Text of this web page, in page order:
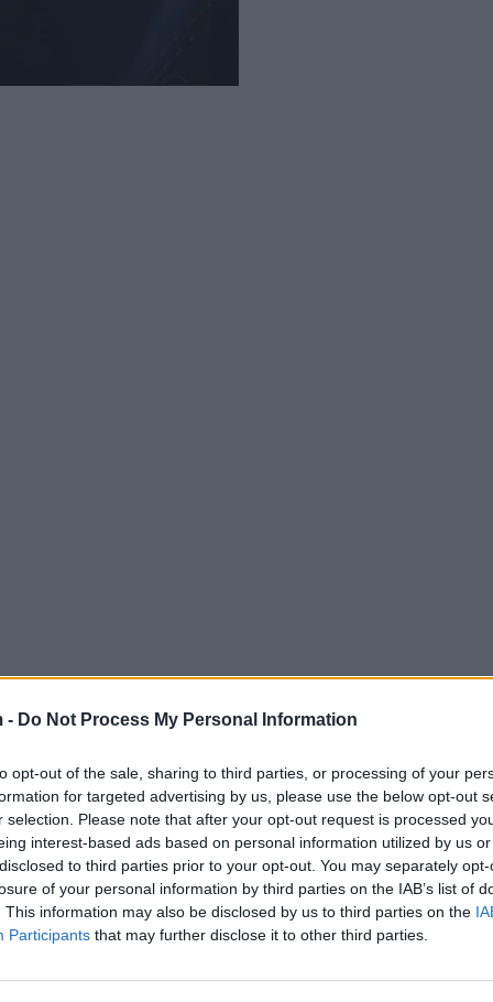
- Do Not Process My Personal Information
opt-out of the sale, sharing to third parties, or processing of your
for targeted advertising by us, please use the below opt-out
selection. Please note that after your opt-out request is processed
interest-based ads based on personal information utilized by us
to third parties prior to your opt-out. You may separately
of your personal information by third parties on the IAB’s list of
This information may also be disclosed by us to third parties on the
Participants that may further disclose it to other third parties.